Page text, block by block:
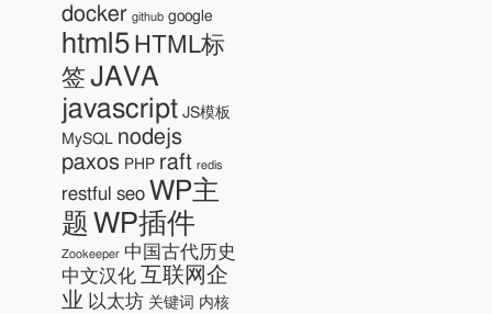
docker github google
html5 HTML标
签 JAVA
javascript JS模板
MySQL nodejs
paxos PHP raft redis
restful seo WP主
题 WP插件
Zookeeper 中国古代历史
中文汉化 互联网企
业 以太坊 关键词 内核